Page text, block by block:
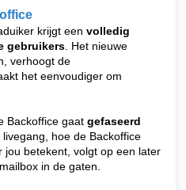
krijgt een volledig
gebruikers . Het nieuwe
verhoogt de
het eenvoudiger om
Backoffice gaat gefaseerd
livegang, hoe de Backoffice
jou betekent, volgt op een later
in de gaten.